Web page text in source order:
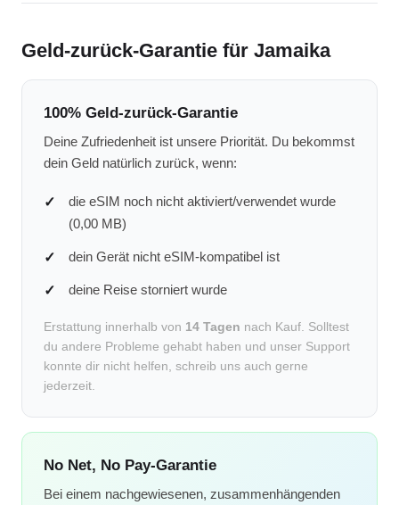
Geld-zurück-Garantie für Jamaika
100% Geld-zurück-Garantie
Deine Zufriedenheit ist unsere Priorität. Du bekommst
dein Geld natürlich zurück, wenn:
die eSIM noch nicht aktiviert/verwendet wurde
(0,00 MB)
dein Gerät nicht eSIM-kompatibel ist
deine Reise storniert wurde
Erstattung innerhalb von 14 Tagen nach Kauf. Solltest
du andere Probleme gehabt haben und unser Support
konnte dir nicht helfen, schreib uns auch gerne
jederzeit.
No Net, No Pay-Garantie
Bei einem nachgewiesenen, zusammenhängenden